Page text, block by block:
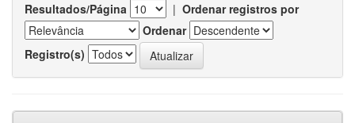
Resultados/Página | Ordenar registros por
Ordenar
Registro(s)